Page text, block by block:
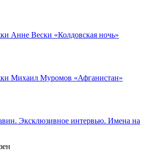
Анне Вески «Колдовская ночь»
Михаил Муромов «Афганистан»
Эксклюзивное интервью. Имена на